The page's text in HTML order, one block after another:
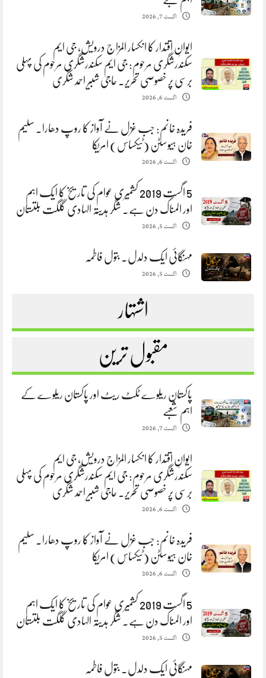
اگست 7, 2026
ایوانِ اقتدار کا انکسار المزاج درویش، جی ایم
سکندرشگری مرحوم: جی ایم سکندرشگری مرحوم کی پہلی
برسی پر خصوصی تحریر. حاجی شبیر احمد شگری
اگست 6, 2026
فریدہ خانم: جب غزل نے آواز کا روپ دھارا. سلیم
خان ہیوسٹن (ٹیکساس) امریکا
اگست 6, 2026
5 اگست 2019 کشمیری عوام کی تاریخ کا ایک اہم
اور المناک دن ہے. شگر ہدیتہ الہادی گلگت بلتستان
اگست 5, 2026
مہنگائی ایک دلدل. بتول فاطمہ
اگست 5, 2026
اشتہار
مقبول ترین
پاکستان ریلوے ٹکٹ ریٹ اور پاکستان ریلوے کے
اہم شعبے
اگست 7, 2026
ایوانِ اقتدار کا انکسار المزاج درویش، جی ایم
سکندرشگری مرحوم: جی ایم سکندرشگری مرحوم کی پہلی
برسی پر خصوصی تحریر. حاجی شبیر احمد شگری
اگست 6, 2026
فریدہ خانم: جب غزل نے آواز کا روپ دھارا. سلیم
خان ہیوسٹن (ٹیکساس) امریکا
اگست 6, 2026
5 اگست 2019 کشمیری عوام کی تاریخ کا ایک اہم
اور المناک دن ہے. شگر ہدیتہ الہادی گلگت بلتستان
اگست 5, 2026
مہنگائی ایک دلدل. بتول فاطمہ